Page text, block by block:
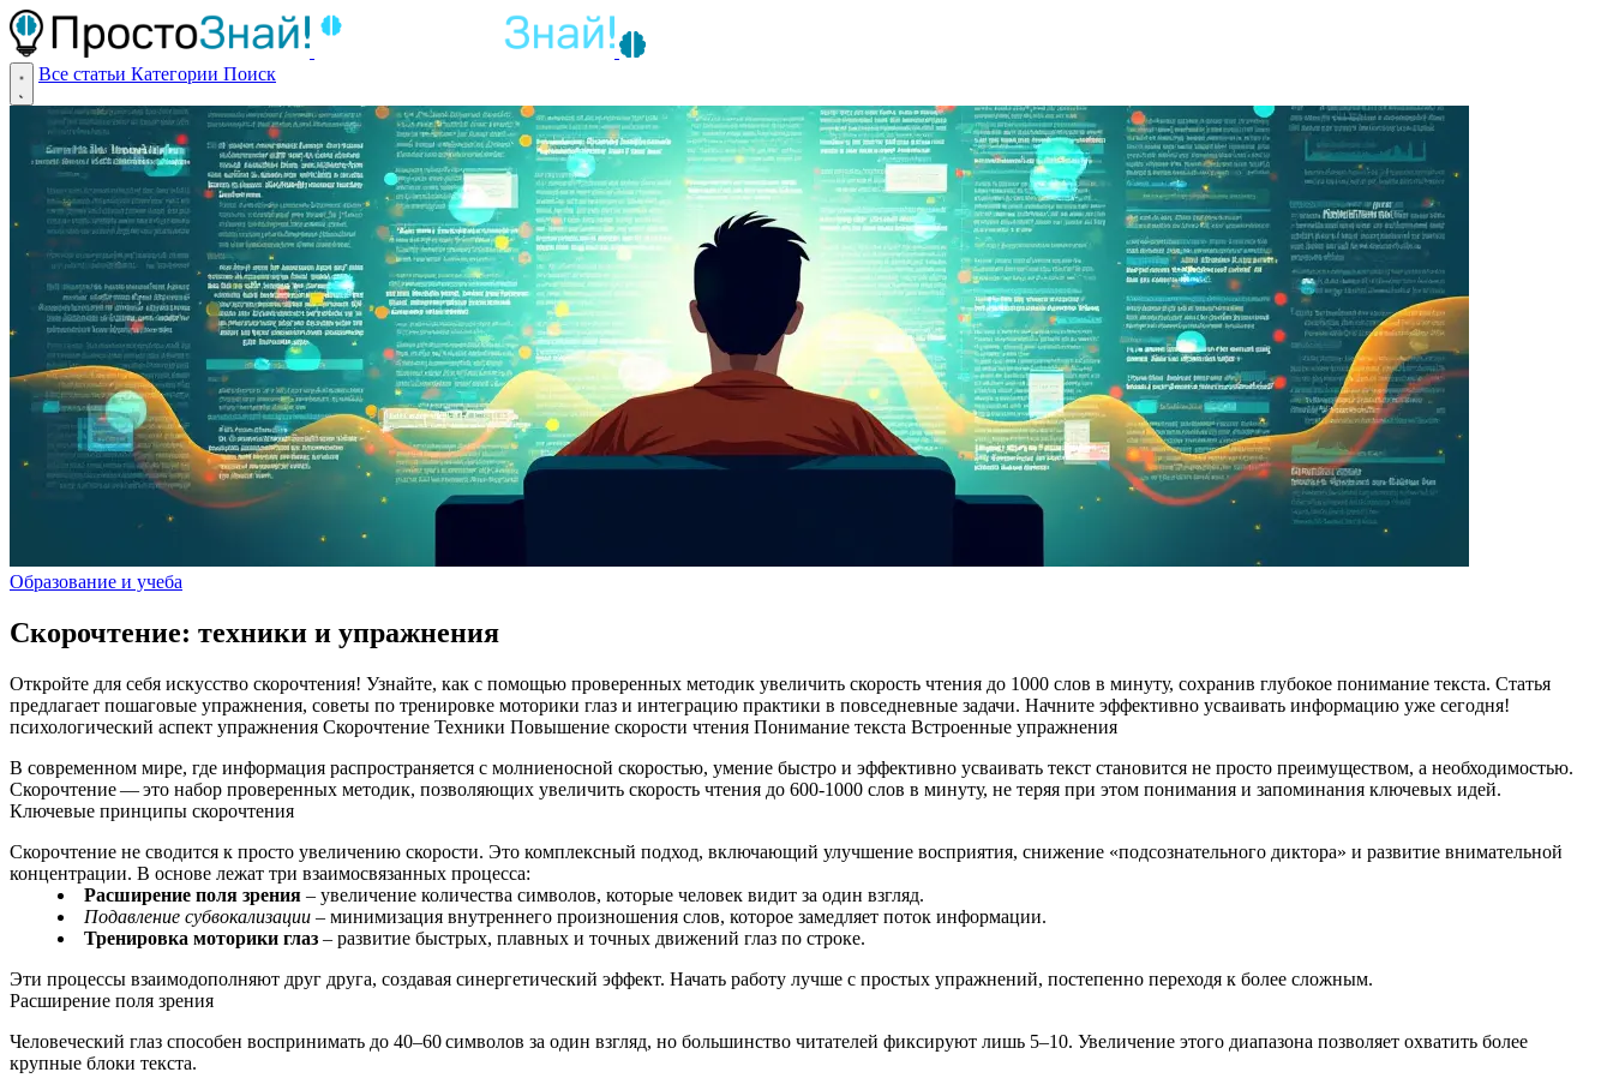
Все статьи Категории Поиск
Образование и учеба
Скорочтение: техники и упражнения
Откройте для себя искусство скорочтения! Узнайте, как с помощью проверенных методик увеличить скорость чтения до 1000 слов в минуту, сохранив глубокое понимание текста. Статья
предлагает пошаговые упражнения, советы по тренировке моторики глаз и интеграцию практики в повседневные задачи. Начните эффективно усваивать информацию уже сегодня!
психологический аспект упражнения Скорочтение Техники Повышение скорости чтения Понимание текста Встроенные упражнения
В современном мире, где информация распространяется с молниеносной скоростью, умение быстро и эффективно усваивать текст становится не просто преимуществом, а необходимостью.
Скорочтение — это набор проверенных методик, позволяющих увеличить скорость чтения до 600‑1000 слов в минуту, не теряя при этом понимания и запоминания ключевых идей.
Ключевые принципы скорочтения
Скорочтение не сводится к просто увеличению скорости. Это комплексный подход, включающий улучшение восприятия, снижение «подсознательного диктора» и развитие внимательной
концентрации. В основе лежат три взаимосвязанных процесса:
Расширение поля зрения – увеличение количества символов, которые человек видит за один взгляд.
Подавление субвокализации – минимизация внутреннего произношения слов, которое замедляет поток информации.
Тренировка моторики глаз – развитие быстрых, плавных и точных движений глаз по строке.
Эти процессы взаимодополняют друг друга, создавая синергетический эффект. Начать работу лучше с простых упражнений, постепенно переходя к более сложным.
Расширение поля зрения
Человеческий глаз способен воспринимать до 40–60 символов за один взгляд, но большинство читателей фиксируют лишь 5–10. Увеличение этого диапазона позволяет охватить более
крупные блоки текста.